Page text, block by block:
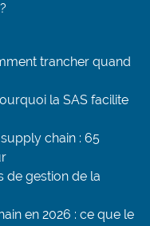
trancher quand
la SAS facilite
chain : 65
de gestion de la
en 2026 : ce que le